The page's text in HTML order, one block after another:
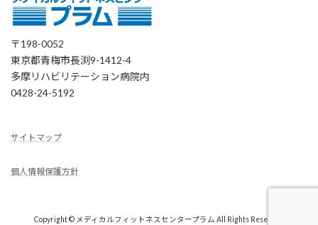
〒198-0052
東京都青梅市長渕9-1412-4
多摩リハビリテーション病院内
0428-24-5192
サイトマップ
個人情報保護方針
Copyright © メディカルフィットネスセンタープラム All Rights Reserved.